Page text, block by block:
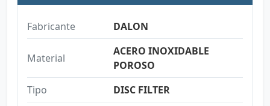
Fabricante DALON
Material
ACERO INOXIDABLE
POROSO
Tipo
DISC FILTER